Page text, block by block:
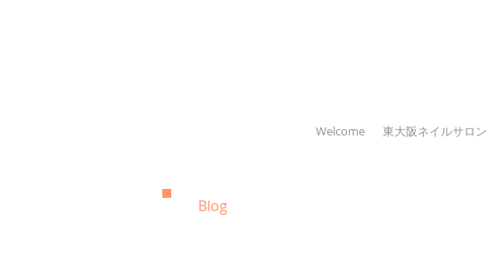
Welcome 東大阪ネイルサロン
Blog